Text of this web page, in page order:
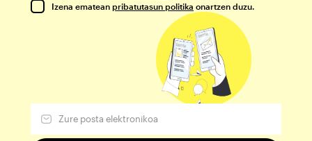
Izena ematean pribatutasun politika onartzen duzu.